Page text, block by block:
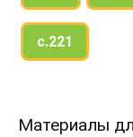
с.221
Материалы